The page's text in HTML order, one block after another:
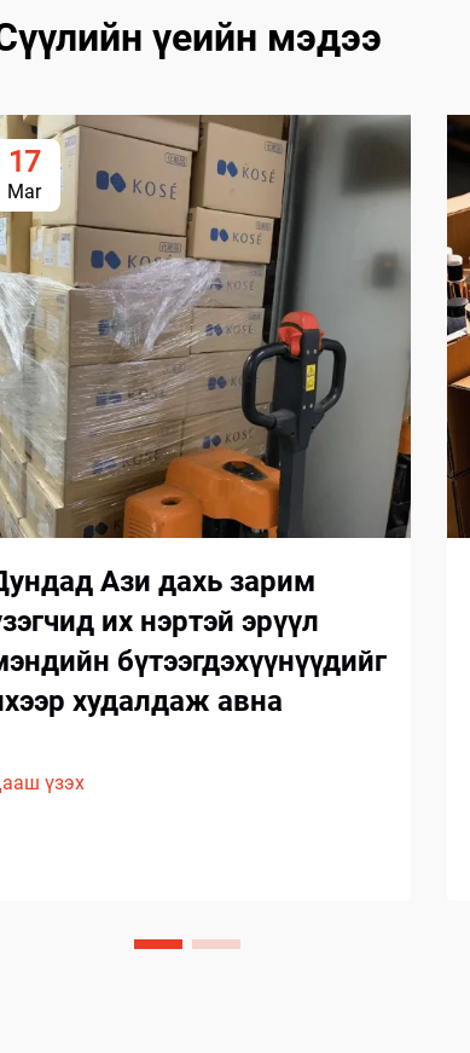
үеийн мэдээ
17
Mar
Ази дахь зарим
их нэртэй эрүүл
бүтээгдэхүүнүүдийг
худалдаж авна
үзэх